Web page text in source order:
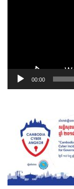
00:00